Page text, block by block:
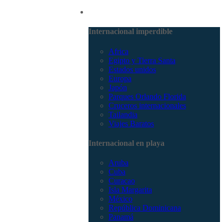
Internacional imperdible
Africa
Egipto y Tierra Santa
Estados unidos
Europa
Japón
Parques Orlando Florida
Cruceros internacionales
Tailandia
Viajes Baratos
Internacional en playa
Aruba
Cuba
Curacao
Isla Margarita
México
República Dominicana
Panamá